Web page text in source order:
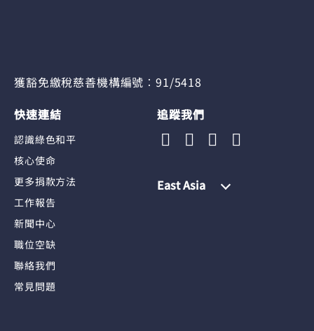
獲豁免繳稅慈善機構編號︰91/5418
快速連結
認識綠色和平
核心使命
更多捐款方法
工作報告
新聞中心
職位空缺
聯絡我們
常見問題
追蹤我們
East Asia